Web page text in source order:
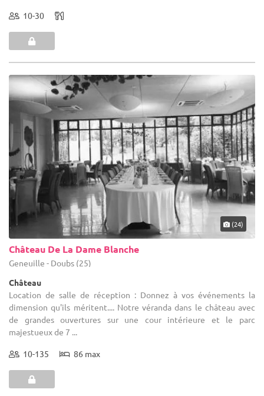
10-30
(24)
Château De La Dame Blanche
Geneuille - Doubs (25)
Château
Location de salle de réception : Donnez à vos événements la
dimension qu'ils méritent.... Notre véranda dans le château avec
de grandes ouvertures sur une cour intérieure et le parc
majestueux de 7 ...
10-135 86 max